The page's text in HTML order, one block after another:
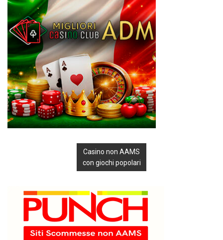
Casino non AAMS
con giochi popolari